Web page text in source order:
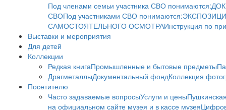
Под членами семьи участника СВО понимаются:
СВОПод участниками СВО понимаются:
САМОСТОЯТЕЛЬНОГО ОСМОТРАИнструкция по
Выставки и мероприятия
Для детей
Коллекции
Редкая книгаПромышленные и бытовые предметы
ДрагметаллыДокументальный фондКоллекция
Посетителю
Часто задаваемые вопросыУслуги и цены
на официальном сайте музея и в кассе музея